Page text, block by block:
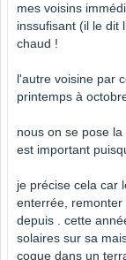
mes voisins
inssufisant (il le dit
chaud !
l'autre voisine par
printemps à
nous on se pose
est important
je précise cela car
enterrée,
depuis . cette
solaires sur sa
coque dans un